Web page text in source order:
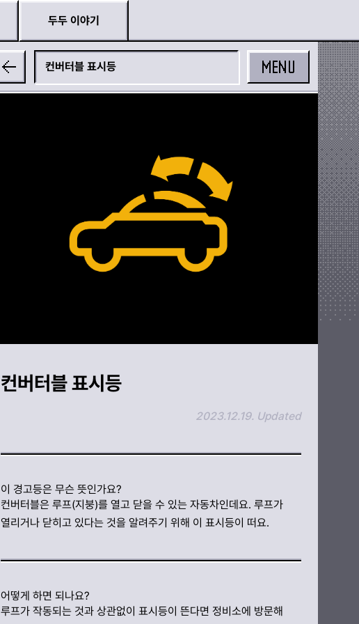
두두 이야기
MENU
컨버터블 표시등
컨버터블 표시등
2023.12.19. Updated
이 경고등은 무슨 뜻인가요?
컨버터블은 루프(지붕)를 열고 닫을 수 있는 자동차인데요. 루프가
열리거나 닫히고 있다는 것을 알려주기 위해 이 표시등이 떠요.
어떻게 하면 되나요?
루프가 작동되는 것과 상관없이 표시등이 뜬다면 정비소에 방문해